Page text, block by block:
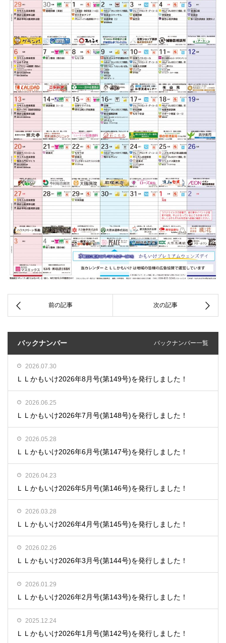
バックナンバー バックナンバー一覧
2026.07.30
ＬＬかもいけ2026年8月号(第149号)を発行しました！
2026.06.25
ＬＬかもいけ2026年7月号(第148号)を発行しました！
2026.05.28
ＬＬかもいけ2026年6月号(第147号)を発行しました！
2026.04.23
ＬＬかもいけ2026年5月号(第146号)を発行しました！
2026.03.28
ＬＬかもいけ2026年4月号(第145号)を発行しました！
2026.02.26
ＬＬかもいけ2026年3月号(第144号)を発行しました！
2026.01.29
ＬＬかもいけ2026年2月号(第143号)を発行しました！
2025.12.24
ＬＬかもいけ2026年1月号(第142号)を発行しました！